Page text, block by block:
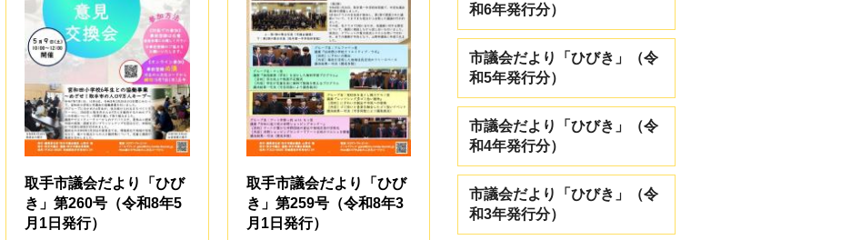
取手市議会だより「ひび
き」第260号（令和8年5
月1日発行）
取手市議会だより「ひび
き」第259号（令和8年3
月1日発行）
和6年発行分）
市議会だより「ひびき」（令
和5年発行分）
市議会だより「ひびき」（令
和4年発行分）
市議会だより「ひびき」（令
和3年発行分）